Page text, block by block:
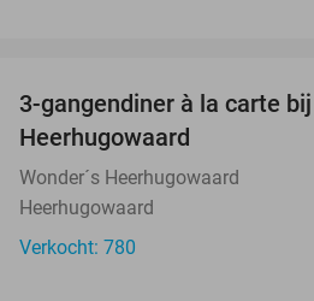
3-gangendiner à la carte
Heerhugowaard
Wonder´s Heerhugowaard
Heerhugowaard
Verkocht: 780